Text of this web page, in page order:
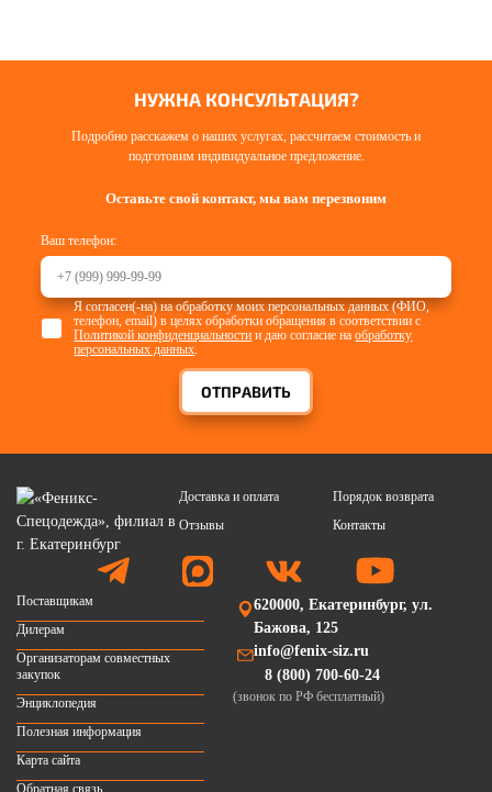
НУЖНА КОНСУЛЬТАЦИЯ?
Подробно расскажем о наших услугах, рассчитаем стоимость и
подготовим индивидуальное предложение.
Оставьте свой контакт, мы вам перезвоним
Ваш телефон:
ОТПРАВИТЬ
Я согласен(-на) на обработку моих персональных данных (ФИО,
телефон, email) в целях обработки обращения в соответствии с
Политикой конфиденциальности и даю согласие наобработку
персональных данных
Доставка и оплата
Порядок возврата
Отзывы
Контакты
Поставщикам
Дилерам
Организаторам совместных
закупок
Энциклопедия
Полезная информация
Карта сайта
Обратная связь
620000, Екатеринбург, ул.
Бажова, 125
info@fenix-siz.ru
8 (800) 700-60-24
(звонок по РФ бесплатный)